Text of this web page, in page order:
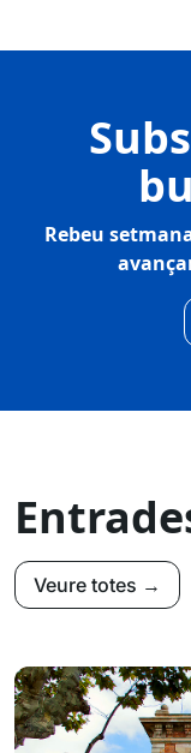
Rebeu
Veure totes →